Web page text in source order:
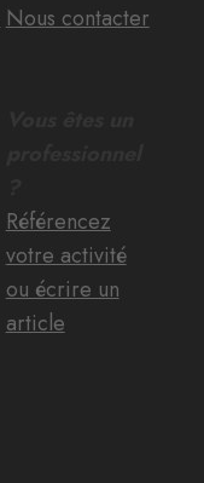
Nous contacter
Référencez
votre activité
ou écrire un
article